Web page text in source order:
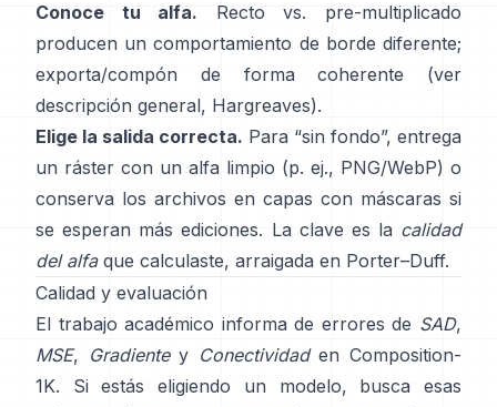
Conoce tu alfa.
Recto vs. pre-multiplicado
producen un comportamiento de borde diferente;
exporta/compón de forma coherente (ver
descripción general, Hargreaves).
Elige la salida correcta. Para “sin fondo”, entrega
un ráster con un alfa limpio (p. ej., PNG/WebP) o
conserva los archivos en capas con máscaras si
se esperan más ediciones. La clave es la calidad
del alfaque calculaste, arraigada en Porter–Duff.
Calidad y evaluación
El trabajo académico informa de errores de SAD,
MSE, Gradientey Conectividaden Composition-
1K. Si estás eligiendo un modelo, busca esas